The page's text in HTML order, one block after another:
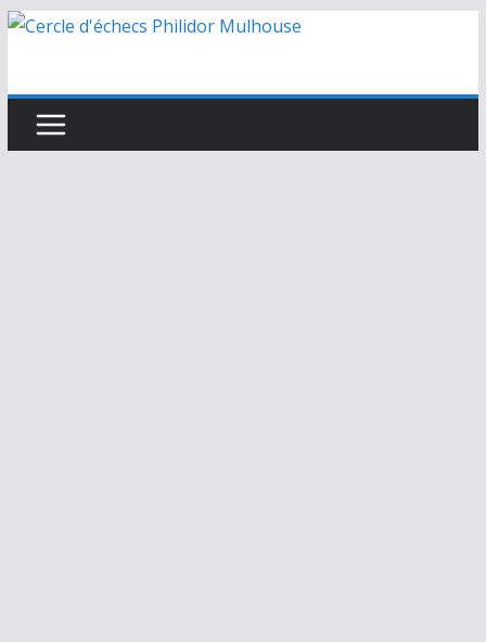
Passer